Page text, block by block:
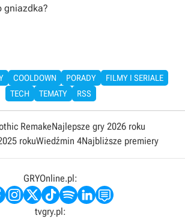
gniazdka?
COOLDOWN PORADY
FILMY I SERIALE
TECH
TEMATY RSS
RemakeNajlepsze gry 2026 roku
rokuWiedźmin 4Najbliższe premiery
GRYOnline.pl:
tvgry.pl: